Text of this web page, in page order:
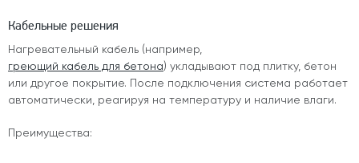
Кабельные решения
Нагревательный кабель (например,
греющий кабель для бетона) укладывают под плитку, бетон
или другое покрытие. После подключения система работает
автоматически, реагируя на температуру и наличие влаги.
Преимущества: